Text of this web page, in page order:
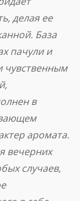
делая ее
База
пачули и
чувственным
в
аромата.
вечерних
случаев,